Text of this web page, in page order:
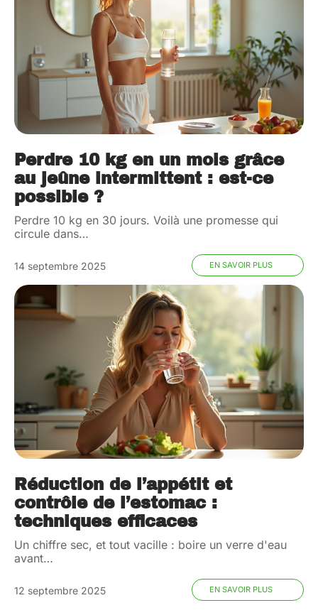
Perdre 10 kg en un mois grâce
au jeûne intermittent : est-ce
possible ?
Perdre 10 kg en 30 jours. Voilà une promesse qui
circule dans…
14 septembre 2025 EN SAVOIR PLUS
Réduction de l’appétit et
contrôle de l’estomac :
techniques efficaces
Un chiffre sec, et tout vacille : boire un verre d'eau
avant…
12 septembre 2025 EN SAVOIR PLUS